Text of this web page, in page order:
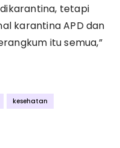
tetapi
karantina APD dan
itu semua,”
kesehatan